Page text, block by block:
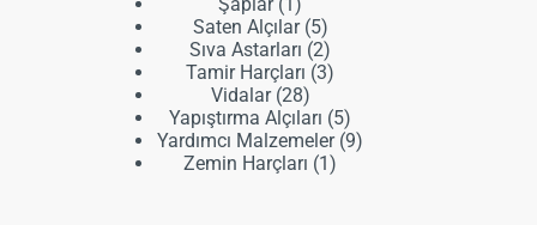
Şaplar 1
ürün
Saten Alçılar 55
ürün
Sıva Astarları 22
ürün
Tamir Harçları 33
Vidalar 2828
ürün
Yapıştırma Alçıları 55
ürün
Yardımcı Malzemeler 99
Zemin Harçları 11